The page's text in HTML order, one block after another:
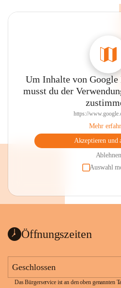
Um Inhalte von Google
musst du der
https://
Mehr
Akzeptieren und
Ablehnen
Auswahl
Öffnungszeiten
Geschlossen
Das Bürgerservice ist an den oben genannten